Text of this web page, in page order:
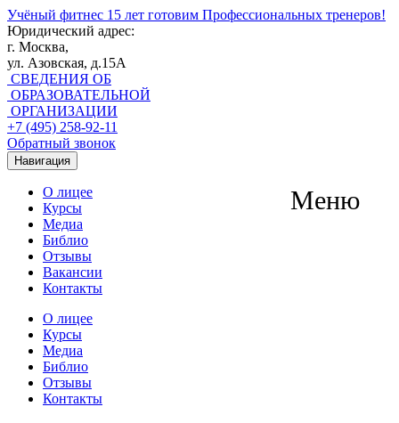
Учёный фитнес 15 лет готовим Профессиональных тренеров!
Юридический адрес:
г. Москва,
ул. Азовская, д.15А
СВЕДЕНИЯ ОБ
ОБРАЗОВАТЕЛЬНОЙ
ОРГАНИЗАЦИИ
+7 (495) 258-92-11
Обратный звонок
Навигация
Меню
О лицее
Курсы
Медиа
Библио
Отзывы
Вакансии
Контакты
О лицее
Курсы
Медиа
Библио
Отзывы
Контакты